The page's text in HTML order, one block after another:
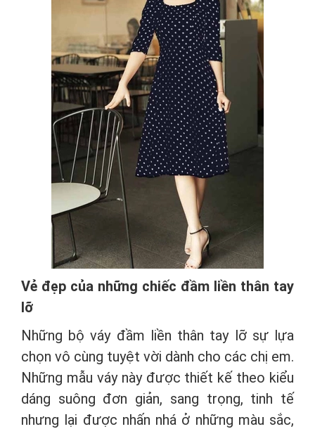
Vẻ đẹp của những chiếc đầm liền thân tay
lỡ
Những bộ váy đầm liền thân tay lỡ sự lựa
chọn vô cùng tuyệt vời dành cho các chị em.
Những mẫu váy này được thiết kế theo kiểu
dáng suông đơn giản, sang trọng, tinh tế
nhưng lại được nhấn nhá ở những màu sắc,